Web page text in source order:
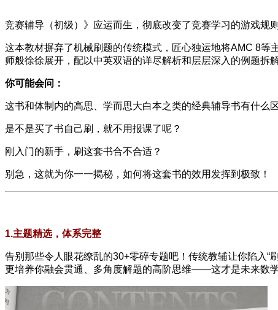
竞赛辅导（初级）》应运而生，彻底改变了竞赛学习的游戏规则
这本教材摒弃了机械刷题的传统模式，匠心独运地将AMC 8
师般徐徐展开，配以中英双语的详尽解析和层层深入的例题拆
你可能会问：
这书和体制内的高思、学而思大白本之类的经典辅导书有什么
是不是买了书自己刷，就不用报课了呢？
刚入门的新手，刷这套书合不合适？
别急，这就为你一一揭秘，如何将这套书的效用发挥到极致！
1.主题精选，体系完整
告别那些令人眼花缭乱的30+零碎专题吧！传统教辅让你陷入“
更培养你融会贯通、多角度解题的高阶思维——这才是未来数学